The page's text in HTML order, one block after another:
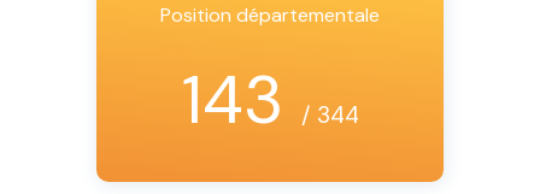
Position départementale
143 / 344